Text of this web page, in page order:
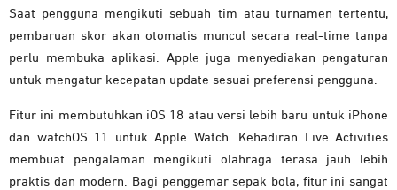
Saat pengguna mengikuti sebuah tim atau turnamen tertentu,
pembaruan skor akan otomatis muncul secara real-time tanpa
perlu membuka aplikasi. Apple juga menyediakan pengaturan
untuk mengatur kecepatan update sesuai preferensi pengguna.
Fitur ini membutuhkan iOS 18 atau versi lebih baru untuk iPhone
dan watchOS 11 untuk Apple Watch. Kehadiran Live Activities
membuat pengalaman mengikuti olahraga terasa jauh lebih
praktis dan modern. Bagi penggemar sepak bola, fitur ini sangat